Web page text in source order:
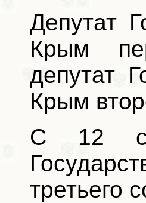
Депутат
Крым
депутат
Крым
С 12
третьего